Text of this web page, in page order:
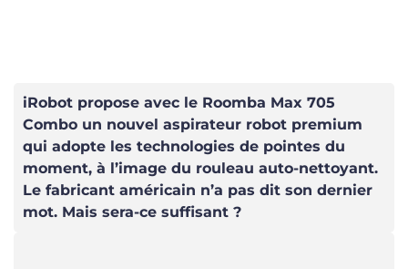
iRobot propose avec le Roomba Max 705
Combo un nouvel aspirateur robot premium
qui adopte les technologies de pointes du
moment, à l’image du rouleau auto-nettoyant.
Le fabricant américain n’a pas dit son dernier
mot. Mais sera-ce suffisant ?